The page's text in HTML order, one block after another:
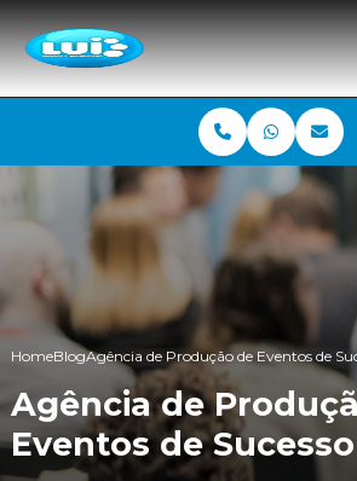
HomeBlogAgência de Produção de Eventos de
Agência de
Eventos de Sucesso